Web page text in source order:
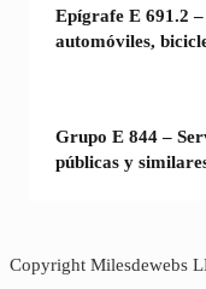
Epígrafe E 691.2
automóviles,
Grupo E 844 –
públicas y
Copyright Milesdewebs